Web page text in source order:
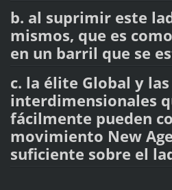
b. al suprimir este
mismos, que es
en un barril que se
c. la élite Global y
interdimensionales
fácilmente pueden
movimiento New
suficiente sobre el